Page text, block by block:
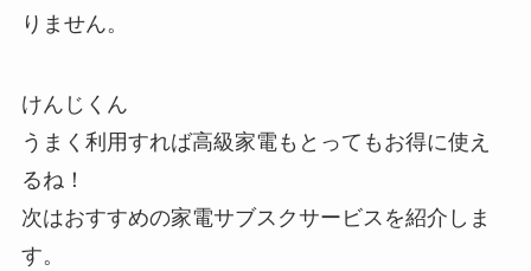
りません。
うまく利用すれば高級家電もとってもお得に使え
るね！
次はおすすめの家電サブスクサービスを紹介しま
す。